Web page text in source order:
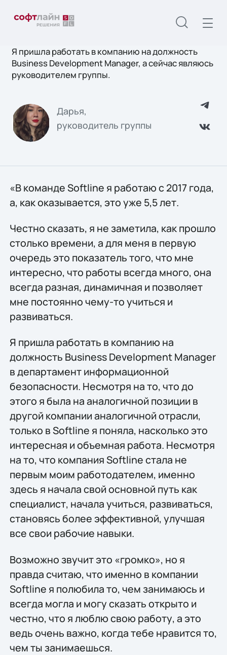
Я пришла работать в компанию на должность
Business Development Manager, а сейчас являюсь
руководителем группы.
Дарья,
руководитель группы
«В команде Softline я работаю с 2017 года,
а, как оказывается, это уже 5,5 лет.
Честно сказать, я не заметила, как прошло
столько времени, а для меня в первую
очередь это показатель того, что мне
интересно, что работы всегда много, она
всегда разная, динамичная и позволяет
мне постоянно чему-то учиться и
развиваться.
Я пришла работать в компанию на
должность Business Development Manager
в департамент информационной
безопасности. Несмотря на то, что до
этого я была на аналогичной позиции в
другой компании аналогичной отрасли,
только в Softline я поняла, насколько это
интересная и объемная работа. Несмотря
на то, что компания Softline стала не
первым моим работодателем, именно
здесь я начала свой основной путь как
специалист, начала учиться, развиваться,
становясь более эффективной, улучшая
все свои рабочие навыки.
Возможно звучит это «громко», но я
правда считаю, что именно в компании
Softline я полюбила то, чем занимаюсь и
всегда могла и могу сказать открыто и
честно, что я люблю свою работу, а это
ведь очень важно, когда тебе нравится то,
чем ты занимаешься.